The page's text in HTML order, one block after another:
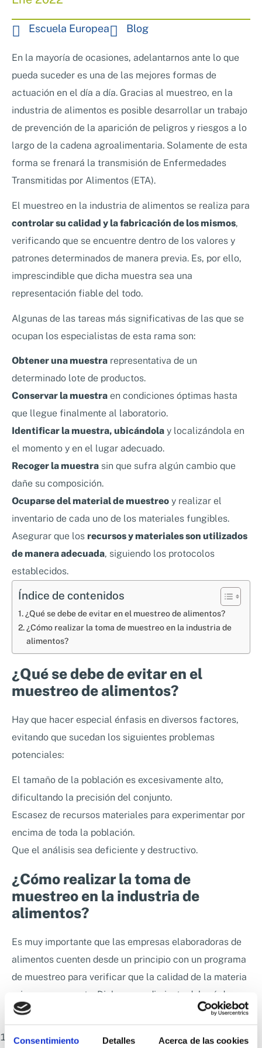
Consentimiento Detalles Acerca de las cookies
Asesoramiento en Normativa Internacional
Consultoría Seguridad Alimentaria
Clientes
Escuela Europea Blog
En la mayoría de ocasiones, adelantarnos ante lo que
pueda suceder es una de las mejores formas de
actuación en el día a día. Gracias al muestreo, en la
industria de alimentos es posible desarrollar un trabajo
de prevención de la aparición de peligros y riesgos a lo
largo de la cadena agroalimentaria. Solamente de esta
forma se frenará la transmisión de Enfermedades
Transmitidas por Alimentos (ETA).
El muestreo en la industria de alimentos se realiza para
controlar su calidad y la fabricación de los mismos,
verificando que se encuentre dentro de los valores y
patrones determinados de manera previa. Es, por ello,
imprescindible que dicha muestra sea una
representación fiable del todo.
Algunas de las tareas más significativas de las que se
ocupan los especialistas de esta rama son:
Obtener una muestra representativa de un
determinado lote de productos.
Conservar la muestra en condiciones óptimas hasta
que llegue finalmente al laboratorio.
Identificar la muestra, ubicándola y localizándola en
el momento y en el lugar adecuado.
Recoger la muestra sin que sufra algún cambio que
dañe su composición.
Ocuparse del material de muestreo y realizar el
inventario de cada uno de los materiales fungibles.
Asegurar que los recursos y materiales son utilizados
de manera adecuada, siguiendo los protocolos
establecidos.
Índice de contenidos
¿Qué se debe de evitar en el muestreo de alimentos?
¿Cómo realizar la toma de muestreo en la industria de
alimentos?
¿Qué se debe de evitar en el
muestreo de alimentos?
Hay que hacer especial énfasis en diversos factores,
evitando que sucedan los siguientes problemas
potenciales:
El tamaño de la población es excesivamente alto,
dificultando la precisión del conjunto.
Escasez de recursos materiales para experimentar por
encima de toda la población.
Que el análisis sea deficiente y destructivo.
¿Cómo realizar la toma de
muestreo en la industria de
alimentos?
Es muy importante que las empresas elaboradoras de
alimentos cuenten desde un principio con un programa
de muestreo para verificar que la calidad de la materia
prima sea correcta. Dicho procedimiento deberá de
contar con los siguientes puntos:
Plan de muestreo. Establecer el tamaño inicial de la